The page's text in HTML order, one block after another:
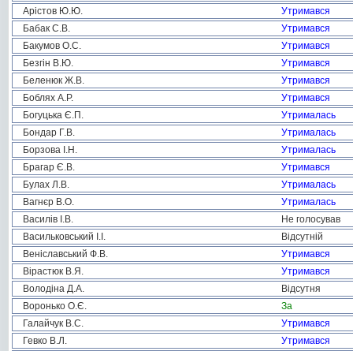
Арістов Ю.Ю.
Утримався
Бабак С.В.
Утримався
Бакумов О.С.
Утримався
Безгін В.Ю.
Утримався
Беленюк Ж.В.
Утримався
Боблях А.Р.
Утримався
Богуцька Є.П.
Утрималась
Бондар Г.В.
Утрималась
Борзова І.Н.
Утрималась
Брагар Є.В.
Утримався
Булах Л.В.
Утрималась
Вагнєр В.О.
Утрималась
Василів І.В.
Не голосував
Васильковський І.І.
Відсутній
Веніславський Ф.В.
Утримався
Вірастюк В.Я.
Утримався
Володіна Д.А.
Відсутня
Воронько О.Є.
За
Галайчук В.С.
Утримався
Гевко В.Л.
Утримався